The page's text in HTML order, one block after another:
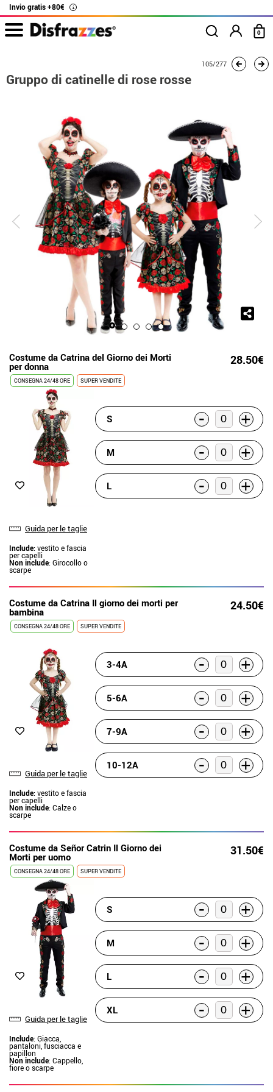
Invio gratis +80€ i
0
Gruppo di catinelle di rose rosse
105/277
Gruppo di catinelle di rose rosse
Costume da Catrina del Giorno dei Morti
per donna 28.50€
CONSEGNA 24/48 ORE SUPER VENDITE
Guida per le taglie
Include: vestito e fascia
per capelli
Non include: Girocollo o
scarpe
S - +
M - +
L - +
Costume da Catrina Il giorno dei morti per
bambina 24.50€
CONSEGNA 24/48 ORE SUPER VENDITE
Guida per le taglie
Include: vestito e fascia
per capelli
Non include: Calze o
scarpe
3-4A - +
5-6A - +
7-9A - +
10-12A - +
Costume da Señor Catrin Il Giorno dei
Morti per uomo 31.50€
CONSEGNA 24/48 ORE SUPER VENDITE
Guida per le taglie
Include: Giacca,
pantaloni, fusciacca e
papillon
Non include: Cappello,
fiore o scarpe
S - +
M - +
L - +
XL - +